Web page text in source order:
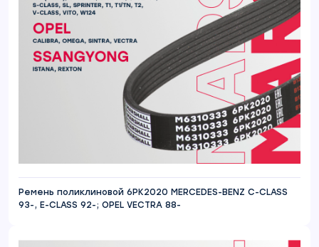
Ремень поликлиновой 6PK2020 MERCEDES-BENZ C-CLASS
93-, E-CLASS 92-; OPEL VECTRA 88-